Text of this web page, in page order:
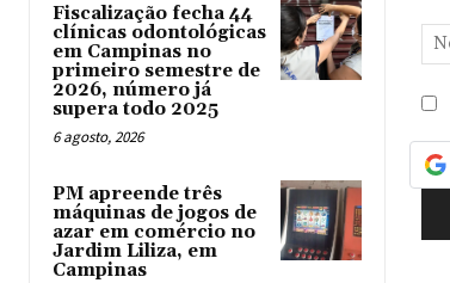
Fiscalização fecha 44
clínicas odontológicas
em Campinas no
primeiro semestre de
2026, número já
supera todo 2025
6 agosto, 2026
PM apreende três
máquinas de jogos de
azar em comércio no
Jardim Liliza, em
Campinas